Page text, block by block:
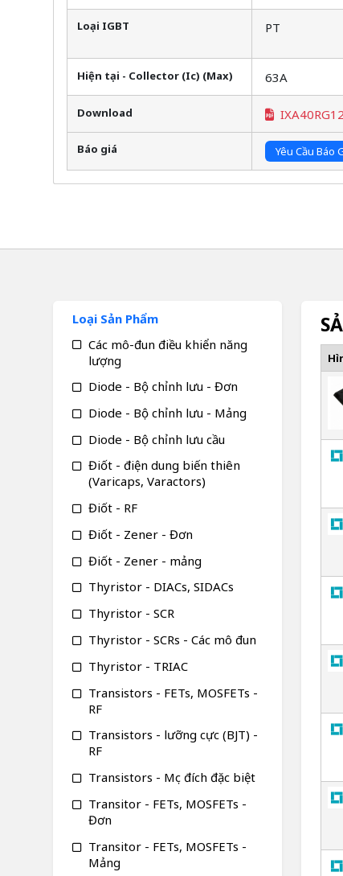
Loại IGBT PT
Hiện tại - Collector (Ic) (Max) 63A
Download
Báo giá Yêu Cầu Báo
Loại Sản Phẩm
Các mô-đun điều khiển năng
lượng
Diode - Bộ chỉnh lưu - Đơn
Diode - Bộ chỉnh lưu - Mảng
Diode - Bộ chỉnh lưu cầu
Điốt - điện dung biến thiên
(Varicaps, Varactors)
Điốt - RF
Điốt - Zener - Đơn
Điốt - Zener - mảng
Thyristor - DIACs, SIDACs
Thyristor - SCR
Thyristor - SCRs - Các mô đun
Thyristor - TRIAC
Transistors - FETs, MOSFETs -
RF
Transistors - lưỡng cực (BJT) -
RF
Transistors - Mục đích đặc biệt
Transitor - FETs, MOSFETs -
Đơn
Transitor - FETs, MOSFETs -
Mảng